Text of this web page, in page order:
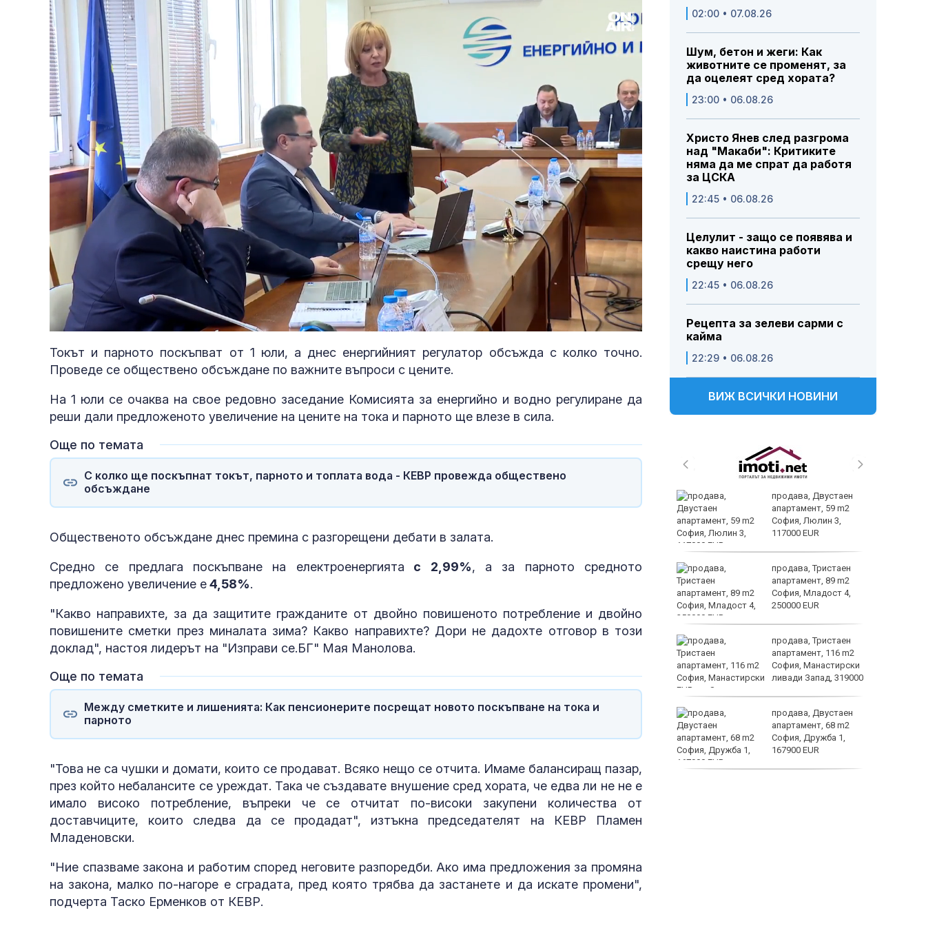
Unmute Loaded:
47.09%
Токът и парното поскъпват от 1 юли, а днес енергийният регулатор обсъжда с колко точно.
Проведе се обществено обсъждане по важните въпроси с цените.
На 1 юли се очаква на свое редовно заседание Комисията за енергийно и водно регулиране да
реши дали предложеното увеличение на цените на тока и парното ще влезе в сила.
Още по темата
С колко ще поскъпнат токът, парното и топлата вода - КЕВР провежда обществено
обсъждане
Общественото обсъждане днес премина с разгорещени дебати в залата.
Средно се предлага поскъпване на електроенергията с 2,99%, а за парното средното
предложено увеличение е4,58%.
"Какво направихте, за да защитите гражданите от двойно повишеното потребление и двойно
повишените сметки през миналата зима? Какво направихте? Дори не дадохте отговор в този
доклад", настоя лидерът на "Изправи се.БГ" Мая Манолова.
Още по темата
Между сметките и лишенията: Как пенсионерите посрещат новото поскъпване на тока и
парното
"Това не са чушки и домати, които се продават. Всяко нещо се отчита. Имаме балансиращ пазар,
през който небалансите се уреждат. Така че създавате внушение сред хората, че едва ли не не е
имало високо потребление, въпреки че се отчитат по-високи закупени количества от
доставчиците, които следва да се продадат", изтъкна председателят на КЕВР Пламен
Младеновски.
"Ние спазваме закона и работим според неговите разпоредби. Ако има предложения за промяна
на закона, малко по-нагоре е сградата, пред която трябва да застанете и да искате промени",
подчерта Таско Ерменков от КЕВР.
02:00 • 07.08.26
Шум, бетон и жеги: Как
животните се променят, за
да оцелеят сред хората?
23:00 • 06.08.26
Христо Янев след разгрома
над "Макаби": Критиките
няма да ме спрат да работя
за ЦСКА
22:45 • 06.08.26
Целулит - защо се появява и
какво наистина работи
срещу него
22:45 • 06.08.26
Рецепта за зелеви сарми с
кайма
22:29 • 06.08.26
ВИЖ ВСИЧКИ НОВИНИ
срещу изчерпваща се
предизвикателство за
Украйна
За наказание: Пратиха
Китай тества Z-10 за
опасни мисии:
хеликоптери тренират
полети под радара
Как войните между
превърнаха в един
до 146 години, а и
Как да изберем
Психология за
предвидимост
Защо рискът от
повишава в
продава, Двустаен
апартамент, 59 m2
София, Люлин 3,
117000 EUR
продава, Тристаен
апартамент, 89 m2
София, Младост 4,
250000 EUR
продава, Тристаен
апартамент, 116 m2
София, Манастирски
ливади Запад, 319000
EUR
продава, Двустаен
апартамент, 68 m2
София, Дружба 1,
167900 EUR